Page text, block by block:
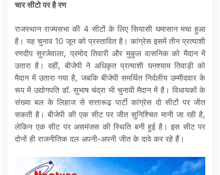
चार सीटो पर है रण
राजस्थान राज्यसभा की 4 सीटों के लिए सियासी घमासान मचा हुआ
है। यह चुनाव 10 जून को प्रस्तावित है। कांग्रेस इसमें तीन प्रत्याशी
रणदीप सुरजेवाला, प्रमोद तिवारी और मुकुल वासनिक को मैदान में
उतारा है। वहीं, बीजेपी ने अधिकृत प्रत्याशी घनश्याम तिवाड़ी को
मैदान में उतारा गया है, जबकि बीजेपी समर्थित निर्दलीय उम्मीदवार के
रूप में उद्योगपति डॉ. सुभाष चंद्रा भी चुनावी मैदान में है। विधायकों के
संख्या बल के लिहाज से सत्तारूढ़ पार्टी कांग्रेस दो सीटों पर जीत
सकती है। बीजेपी की एक सीट पर जीत सुनिश्चित मानी जा रही है,
लेकिन एक सीट पर असमंजस की स्थिति बनी हुई है। इस सीट पर
दोनों ही राजनीतिक दल अपनी-अपनी जीत के दावे कर रहे हैं।